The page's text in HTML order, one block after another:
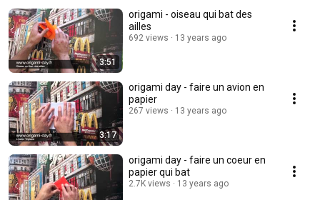
3:51
origami - oiseau qui bat des
ailles
692 views 13 years ago
3:17
origami day - faire un avion en
papier
267 views 13 years ago
origami day - faire un coeur en
papier qui bat
2.7K views 13 years ago